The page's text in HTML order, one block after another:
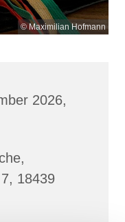
© Maximilian Hofmann
2026,
18439